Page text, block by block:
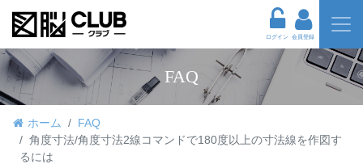
ログイン 会員登録
FAQ
ホーム
FAQ
角度寸法/角度寸法2線コマンドで180度以上の寸法線を作図す
るには